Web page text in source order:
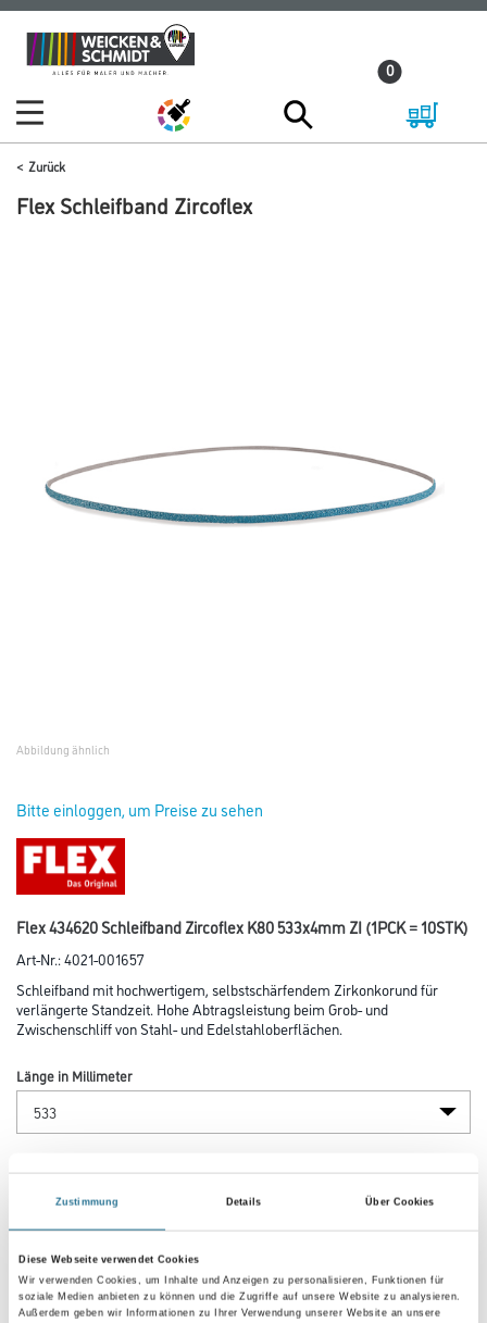
Zustimmung Details Über Cookies
Diese Webseite verwendet Cookies
Wir verwenden Cookies, um Inhalte und Anzeigen zu personalisieren, Funktionen für
soziale Medien anbieten zu können und die Zugriffe auf unsere Website zu analysieren.
Außerdem geben wir Informationen zu Ihrer Verwendung unserer Website an unsere
Zum
Inhalt
Zum
Navigationsmenü
0
Zurück
Flex Schleifband Zircoflex
Abbildung ähnlich
Bitte einloggen, um Preise zu sehen
Flex 434620 Schleifband Zircoflex K80 533x4mm ZI (1PCK = 10STK)
Art-Nr.:4021-001657
Schleifband mit hochwertigem, selbstschärfendem Zirkonkorund für
verlängerte Standzeit. Hohe Abtragsleistung beim Grob- und
Zwischenschliff von Stahl- und Edelstahloberflächen.
Länge in Millimeter